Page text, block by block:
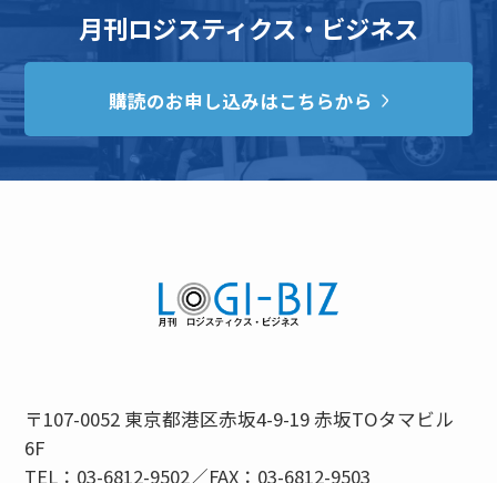
月刊ロジスティクス・ビジネス
購読のお申し込みはこちらから
〒107-0052 東京都港区赤坂4-9-19 赤坂TOタマビル
6F
TEL：03-6812-9502／FAX：03-6812-9503